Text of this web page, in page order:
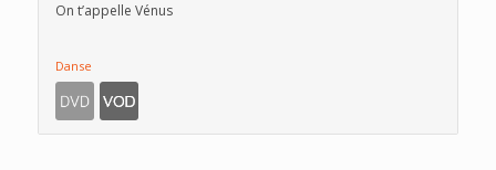
On t’appelle Vénus
Danse